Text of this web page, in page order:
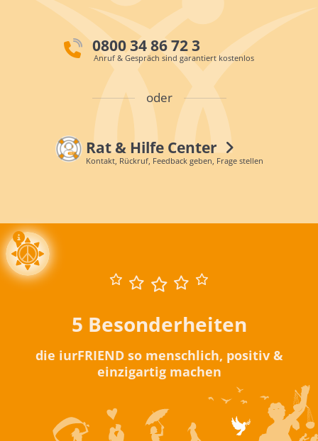
0800 34 86 72 3
Anruf & Gespräch sind garantiert kostenlos
oder
Rat & Hilfe Center
Kontakt, Rückruf, Feedback geben, Frage stellen
5 Besonderheiten
die iurFRIEND so menschlich, positiv &
einzigartig machen